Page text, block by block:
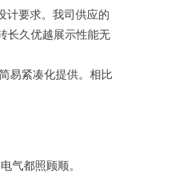
计要求。我司供应的
长久优越展示性能无
易紧凑化提供。相比
气都照顾顺。